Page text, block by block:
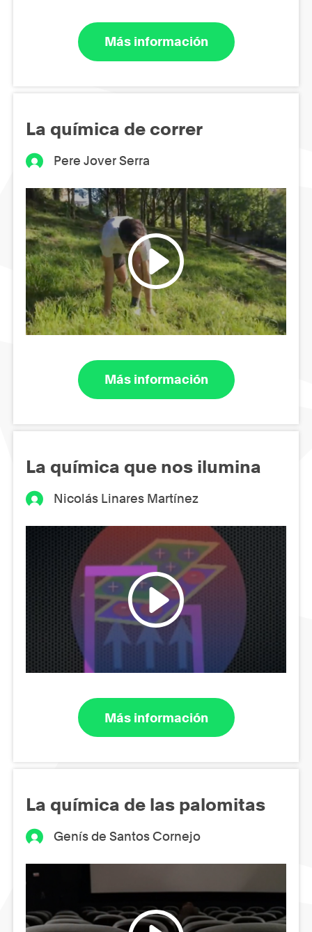
Más información
La química de correr
Pere Jover Serra
Más información
La química que nos ilumina
Nicolás Linares Martínez
Más información
La química de las palomitas
Genís de Santos Cornejo